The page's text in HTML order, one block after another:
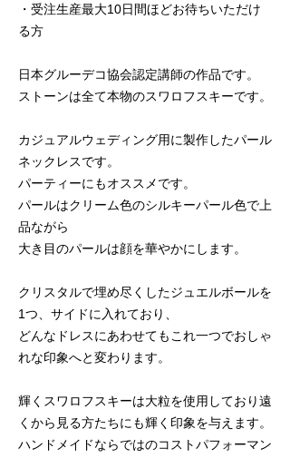
・受注生産最大10日間ほどお待ちいただけ
る方
日本グルーデコ協会認定講師の作品です。
ストーンは全て本物のスワロフスキーです。
カジュアルウェディング用に製作したパール
ネックレスです。
パーティーにもオススメです。
パールはクリーム色のシルキーパール色で上
品ながら
大き目のパールは顔を華やかにします。
クリスタルで埋め尽くしたジュエルボールを
1つ、サイドに入れており、
どんなドレスにあわせてもこれ一つでおしゃ
れな印象へと変わります。
輝くスワロフスキーは大粒を使用しており遠
くから見る方たちにも輝く印象を与えます。
ハンドメイドならではのコストパフォーマン